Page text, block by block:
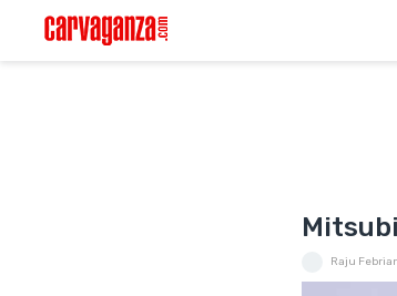
Raju